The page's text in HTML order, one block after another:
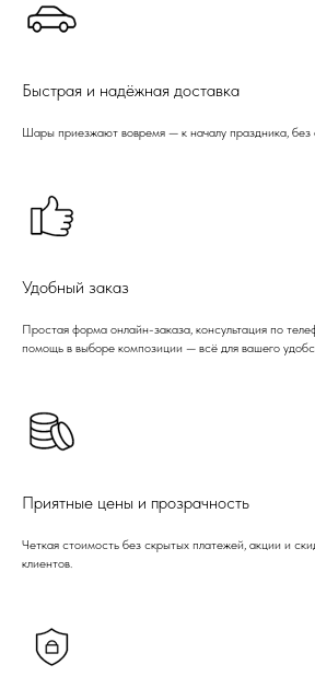
Быстрая и надёжная доставка
Шары приезжают вовремя — к началу праздника,
Удобный заказ
Простая форма онлайн-заказа, консультация по
помощь в выборе композиции — всё для вашего
Приятные цены и прозрачность
Четкая стоимость без скрытых платежей, акции и
клиентов.